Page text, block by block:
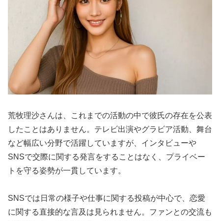
荒牧理沙さんは、これまでの活動の中で彼氏の存在を公表
したことはありません。テレビ出演やグラビア活動、舞台
など幅広い分野で活躍していますが、インタビューや
SNSで交際に関する発言をすることはなく、プライベー
トを守る姿勢が一貫しています。
SNSでは日常の様子や仕事に関する投稿が中心で、恋愛
に関する直接的な言及は見られません。ファンとの交流も